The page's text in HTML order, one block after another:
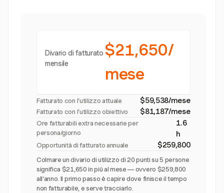
Divario di fatturato
mensile
$21,650/
mese
Fatturato con l'utilizzo attuale $59,538/mese
Fatturato con l'utilizzo obiettivo $81,187/mese
Ore fatturabili extra necessarie per
persona/giorno
1.6
h
Opportunità di fatturato annuale $259,800
Colmare un divario di utilizzo di 20 punti su 5 persone
significa $21,650 in più al mese — ovvero $259,800
all'anno. Il primo passo è capire dove finisce il tempo
non fatturabile, e serve tracciarlo.